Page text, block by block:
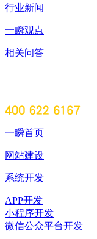
行业新闻
一瞬观点
相关问答
一瞬首页
网站建设
系统开发
APP开发
小程序开发
微信公众平台开发